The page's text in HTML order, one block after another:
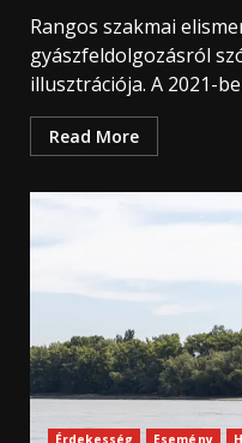
Rangos szakmai
gyászfeldolgozásról
illusztrációja. A 2021-
Read More
Érdekesség Esemény